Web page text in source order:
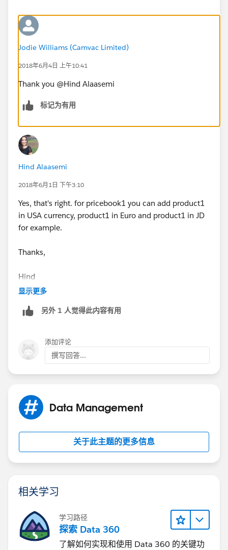
Jodie Williams (Camvac Limited)
2018年6月4日 上午10:41
Thank you @Hind Alaasemi
标记为有用
Hind Alaasemi
2018年6月1日 下午3:10
Yes, that's right. for pricebook1 you can add product1
in USA currency, product1 in Euro and product1 in JD
for example.
Thanks,
Hind
显示更多
另外 1 人觉得此内容有用
添加评论
撰写回答...
Data Management
关于此主题的更多信息
相关学习
学习路径
探索 Data 360
了解如何实现和使用 Data 360 的关键功